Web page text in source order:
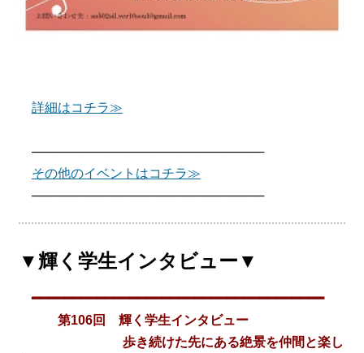
詳細はコチラ≫
──────────────────────────
その他のイベントはコチラ≫
──────────────────────────
▼輝く学生インタビュー▼
━━━━━━━━━━━━━━━━━━━━━━━━━━━━━━━━━━━━
第106回 輝く学生インタビュー
歩き続けた先にある絶景を仲間と楽し